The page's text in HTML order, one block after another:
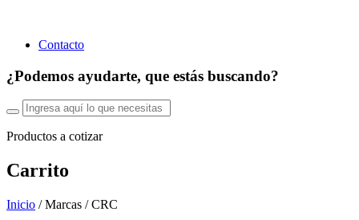
Contacto
¿Podemos ayudarte, que estás buscando?
Productos a cotizar
Carrito
Inicio / Marcas / CRC